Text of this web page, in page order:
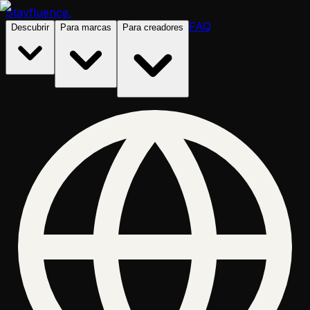
Stayfluence.
Descubrir Para marcas Para creadores FAQ